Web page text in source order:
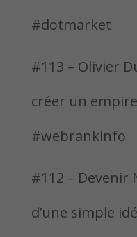
#dotmarket
#113 – Olivier
créer un empire
#webrankinfo
#112 – Devenir
d’une simple